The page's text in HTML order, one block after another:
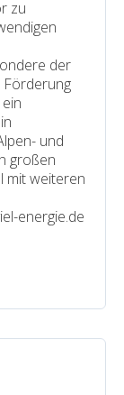
zu
der
Förderung
und
großen
mit weiteren
energie.de